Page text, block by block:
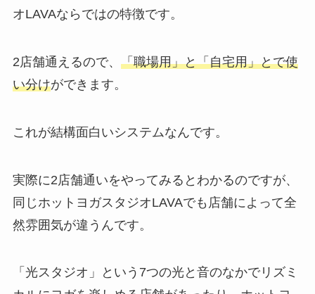
オLAVAならではの特徴です。
2店舗通えるので、 「職場用」と「自宅用」とで使
い分けができます。
これが結構面白いシステムなんです。
実際に2店舗通いをやってみるとわかるのですが、
同じホットヨガスタジオLAVAでも店舗によって全
然雰囲気が違うんです。
「光スタジオ」
という7つの光と音のなかでリズミ